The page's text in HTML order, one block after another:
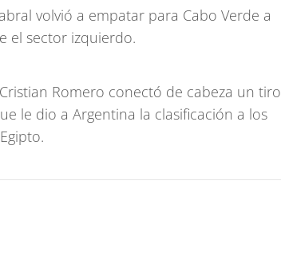
volvió a empatar para Cabo Verde a
el sector izquierdo.
Romero conectó de cabeza un tiro
le dio a Argentina la clasificación a los